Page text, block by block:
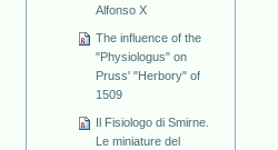
Alfonso X
The influence of the
"Physiologus" on
Pruss' "Herbory" of
1509
Il Fisiologo di Smirne.
Le miniature del